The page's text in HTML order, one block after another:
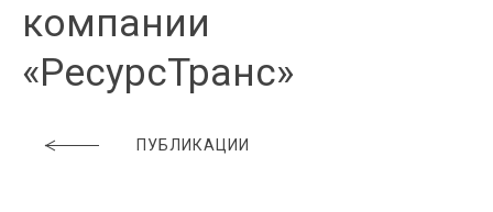
компании
«РесурсТранс»
ПУБЛИКАЦИИ